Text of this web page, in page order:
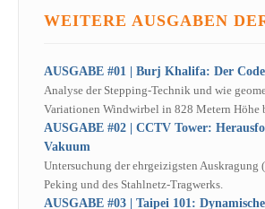
WEITERE AUSGABEN
AUSGABE #01 | Burj Khalifa: Der Code
Analyse der Stepping-Technik und wie
Variationen Windwirbel in 828 Metern Höhe
AUSGABE #02 | CCTV Tower:
Vakuum
Untersuchung der ehrgeizigsten Auskragung
Peking und des Stahlnetz-Tragwerks.
AUSGABE #03 | Taipei 101: